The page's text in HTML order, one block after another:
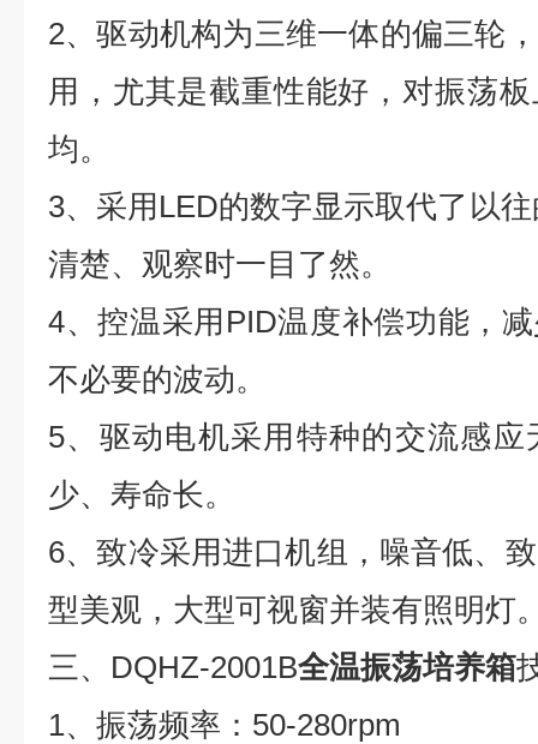
2、驱动机构为三维一体的偏三轮
用，尤其是截重性能好，对振荡
均。
3、采用LED的数字显示取代了以
清楚、观察时一目了然。
4、控温采用PID温度补偿功能，
不必要的波动。
5、驱动电机采用特种的交流感
少、寿命长。
6、致冷采用进口机组，噪音低、
型美观，大型可视窗并装有照明灯
三、DQHZ-2001B全温振荡培养箱
1、振荡频率：50-280rpm